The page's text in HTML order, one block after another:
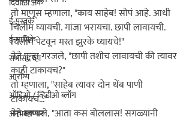
ई-पुस्तके
ई-मासिके
सभासद व्हा
आरोग्य
ऑडिओ / व्हिडीओ ब्लॉग
अनुभवकथन
तो माणूस म्हणाला, "काय साहेब! सोपं आहे. आधी
चिलीम घ्यायची. गांजा भरायचा. छापी लावायची.
चिलीम पेटवून मस्त झुरके घ्यायचे!"
नेते पुन्हा गरजले, "छापी तशीच लावायची की त्यावर
काही टाकायचं?"
तो म्हणाला, "साहेब त्यावर दोन थेंब पाणी
टाकायचं..."
नेते म्हणाले, "आता कसं बोललास! सगळ्यांनी